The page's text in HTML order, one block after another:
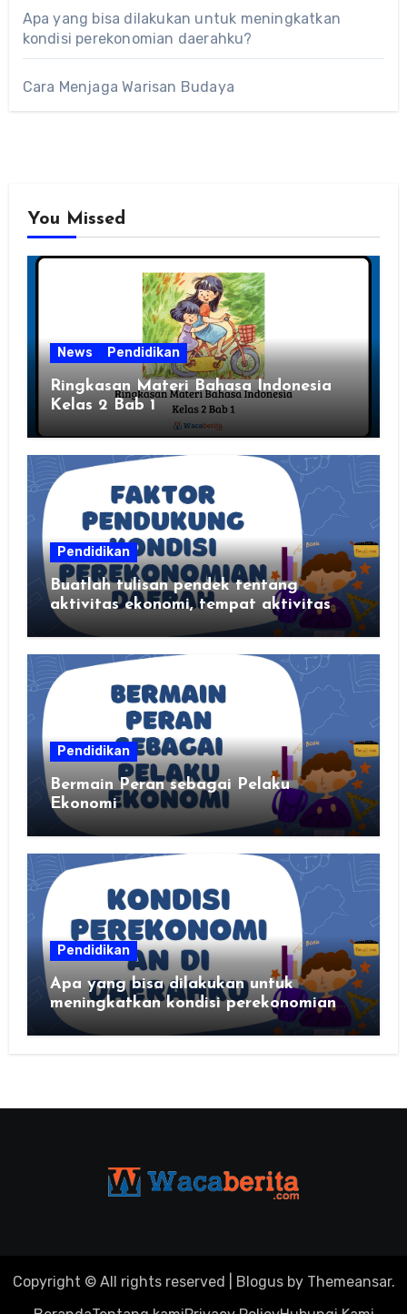
Apa yang bisa dilakukan untuk meningkatkan
kondisi perekonomian daerahku?
Cara Menjaga Warisan Budaya
You Missed
News Pendidikan
Ringkasan Materi Bahasa Indonesia
Kelas 2 Bab 1
Pendidikan
Buatlah tulisan pendek tentang
aktivitas ekonomi, tempat aktivitas
ekonomi, dan hasil produksi daerah
kalian
Pendidikan
Bermain Peran sebagai Pelaku
Ekonomi
Pendidikan
Apa yang bisa dilakukan untuk
meningkatkan kondisi perekonomian
daerahku?
Copyright © All rights reserved Blogusby Themeansar.